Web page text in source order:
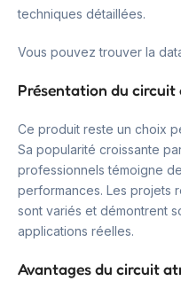
techniques détaillées.
Vous pouvez trouver la
Présentation du circuit
Ce produit reste un choix
Sa popularité croissante
professionnels témoigne
performances. Les projets
sont variés et démontrent
applications réelles.
Avantages du circuit